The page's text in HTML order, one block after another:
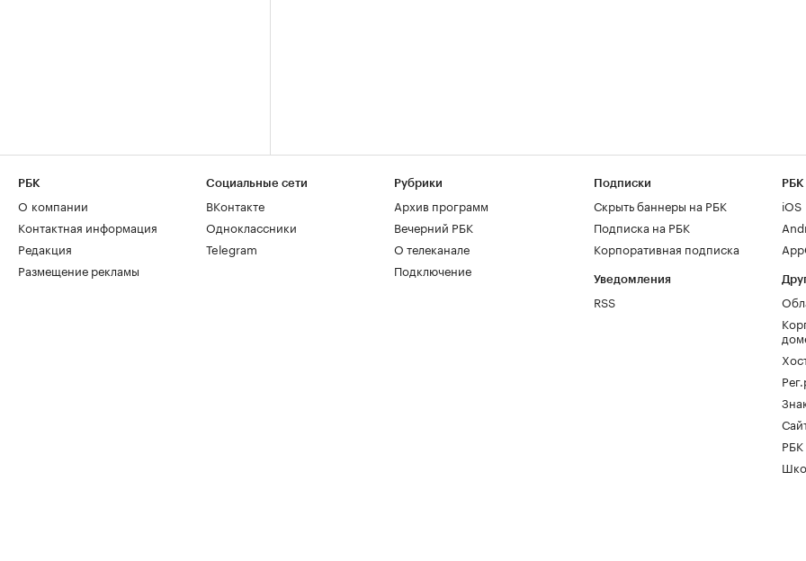
РБК
О компании
Контактная информация
Редакция
Размещение рекламы
Социальные сети
ВКонтакте
Одноклассники
Telegram
Рубрики
Архив программ
Вечерний РБК
О телеканале
Подключение
Подписки
Скрыть баннеры на РБК
Подписка на РБК
Корпоративная подписка
Уведомления
RSS
РБК
iOS